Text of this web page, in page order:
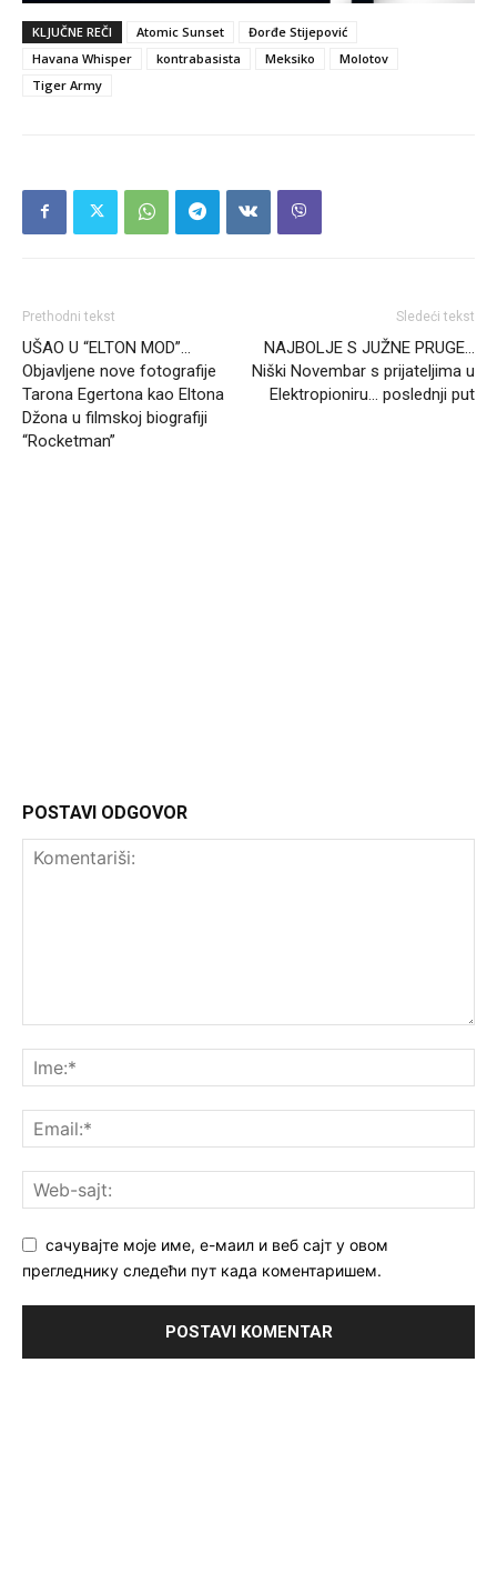
KLJUČNE REČI Atomic Sunset
Đorđe Stijepović
Havana Whisper
kontrabasista Meksiko
Molotov
Tiger Army
Prethodni tekst
UŠAO U “ELTON MOD”…
Objavljene nove fotografije
Tarona Egertona kao Eltona
Džona u filmskoj biografiji
“Rocketman”
Sledeći tekst
NAJBOLJE S JUŽNE PRUGE…
Niški Novembar s prijateljima u
Elektropioniru… poslednji put
POSTAVI ODGOVOR
сачувајте моје име, е-маил и веб сајт у овом
прегледнику следећи пут када коментаришем.